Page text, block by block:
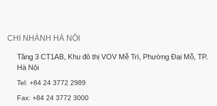
CHI NHÁNH HÀ NỘI
Tầng 3 CT1AB, Khu đô thị VOV Mễ Trì, Phường Đại Mỗ, TP.
Hà Nội
Tel: +84 24 3772 2989
Fax: +84 24 3772 3000